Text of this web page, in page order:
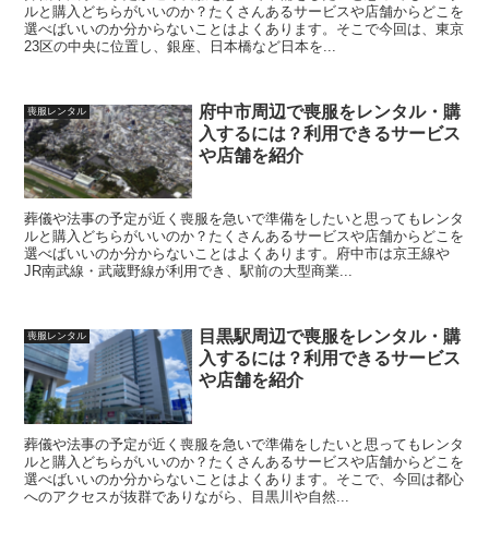
ルと購入どちらがいいのか？たくさんあるサービスや店舗からどこを
選べばいいのか分からないことはよくあります。そこで今回は、東京
23区の中央に位置し、銀座、日本橋など日本を...
喪服レンタル
府中市周辺で喪服をレンタル・購
入するには？利用できるサービス
や店舗を紹介
葬儀や法事の予定が近く喪服を急いで準備をしたいと思ってもレンタ
ルと購入どちらがいいのか？たくさんあるサービスや店舗からどこを
選べばいいのか分からないことはよくあります。府中市は京王線や
JR南武線・武蔵野線が利用でき、駅前の大型商業...
喪服レンタル
目黒駅周辺で喪服をレンタル・購
入するには？利用できるサービス
や店舗を紹介
葬儀や法事の予定が近く喪服を急いで準備をしたいと思ってもレンタ
ルと購入どちらがいいのか？たくさんあるサービスや店舗からどこを
選べばいいのか分からないことはよくあります。そこで、今回は都心
へのアクセスが抜群でありながら、目黒川や自然...